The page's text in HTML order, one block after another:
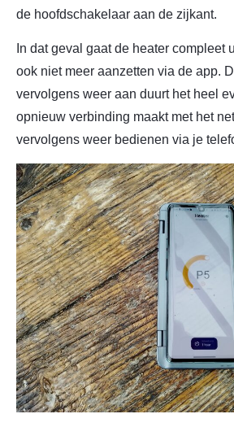
de hoofdschakelaar aan de zijkant.
In dat geval gaat de heater compleet
ook niet meer aanzetten via de app.
vervolgens weer aan duurt het heel
opnieuw verbinding maakt met het
vervolgens weer bedienen via je